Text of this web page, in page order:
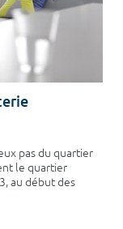
pas du quartier
le quartier
au début des